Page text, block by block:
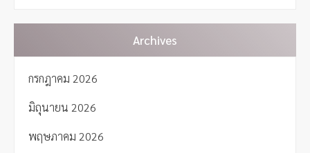
o
Archives
กรกฎาคม 2026
มิถุนายน 2026
พฤษภาคม 2026